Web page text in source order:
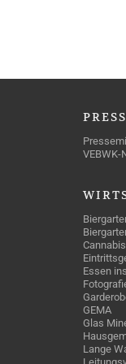
VEBWK-
Essen
GEMA
Glas
Lange